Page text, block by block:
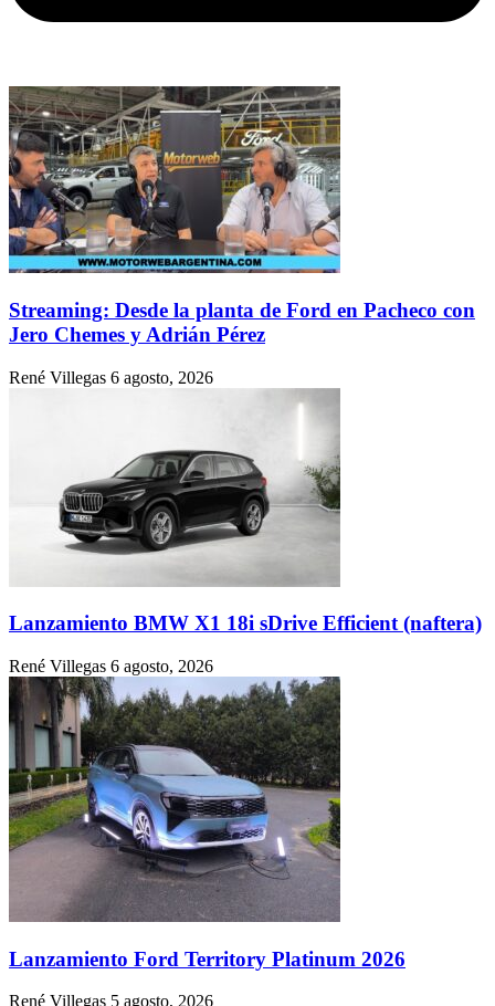
Streaming: Desde la planta de Ford en Pacheco con
Jero Chemes y Adrián Pérez
René Villegas 6 agosto, 2026
Lanzamiento BMW X1 18i sDrive Efficient (naftera)
René Villegas 6 agosto, 2026
Lanzamiento Ford Territory Platinum 2026
René Villegas 5 agosto, 2026